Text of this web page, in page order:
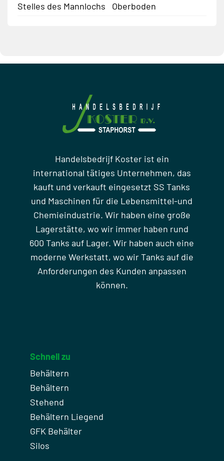
Stelles des Mannlochs
Oberboden
Handelsbedrijf Koster ist ein
international tätiges Unternehmen, das
kauft und verkauft eingesetzt SS Tanks
und Maschinen für die Lebensmittel-und
Chemieindustrie. Wir haben eine große
Lagerstätte, wo wir immer haben rund
600 Tanks auf Lager. Wir haben auch eine
moderne Werkstatt, wo wir Tanks auf die
Anforderungen des Kunden anpassen
können.
Schnell zu
Behältern
Behältern
Stehend
Behältern Liegend
GFK Behälter
Silos